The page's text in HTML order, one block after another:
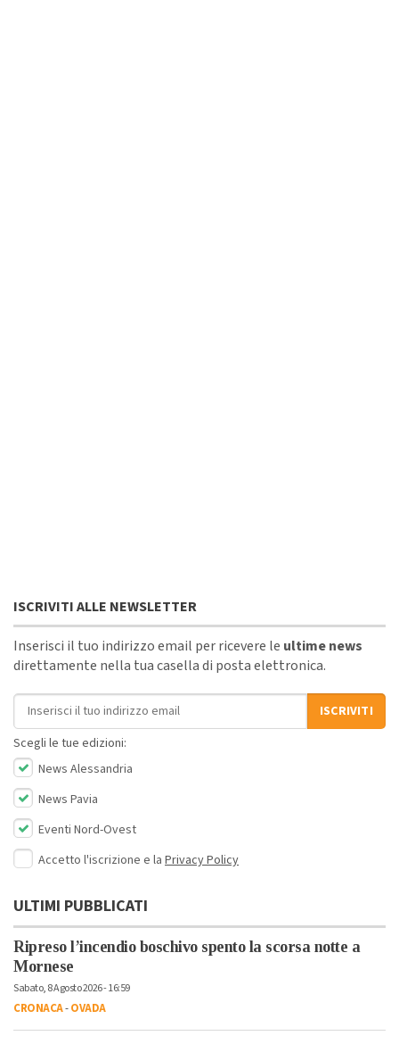
ISCRIVITI ALLE NEWSLETTER
Inserisci il tuo indirizzo email per ricevere le ultime news
direttamente nella tua casella di posta elettronica.
Indirizzo email
ISCRIVITI
Scegli le tue edizioni:
News Alessandria
News Pavia
Eventi Nord-Ovest
Accetto l'iscrizione e la Privacy Policy
ULTIMI PUBBLICATI
Ripreso l’incendio boschivo spento la scorsa notte a
Mornese
Sabato, 8 Agosto 2026 - 16:59
CRONACA-OVADA